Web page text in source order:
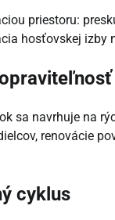
priestoru:
hosťovskej izby
sa navrhuje na
renovácie
cyklus